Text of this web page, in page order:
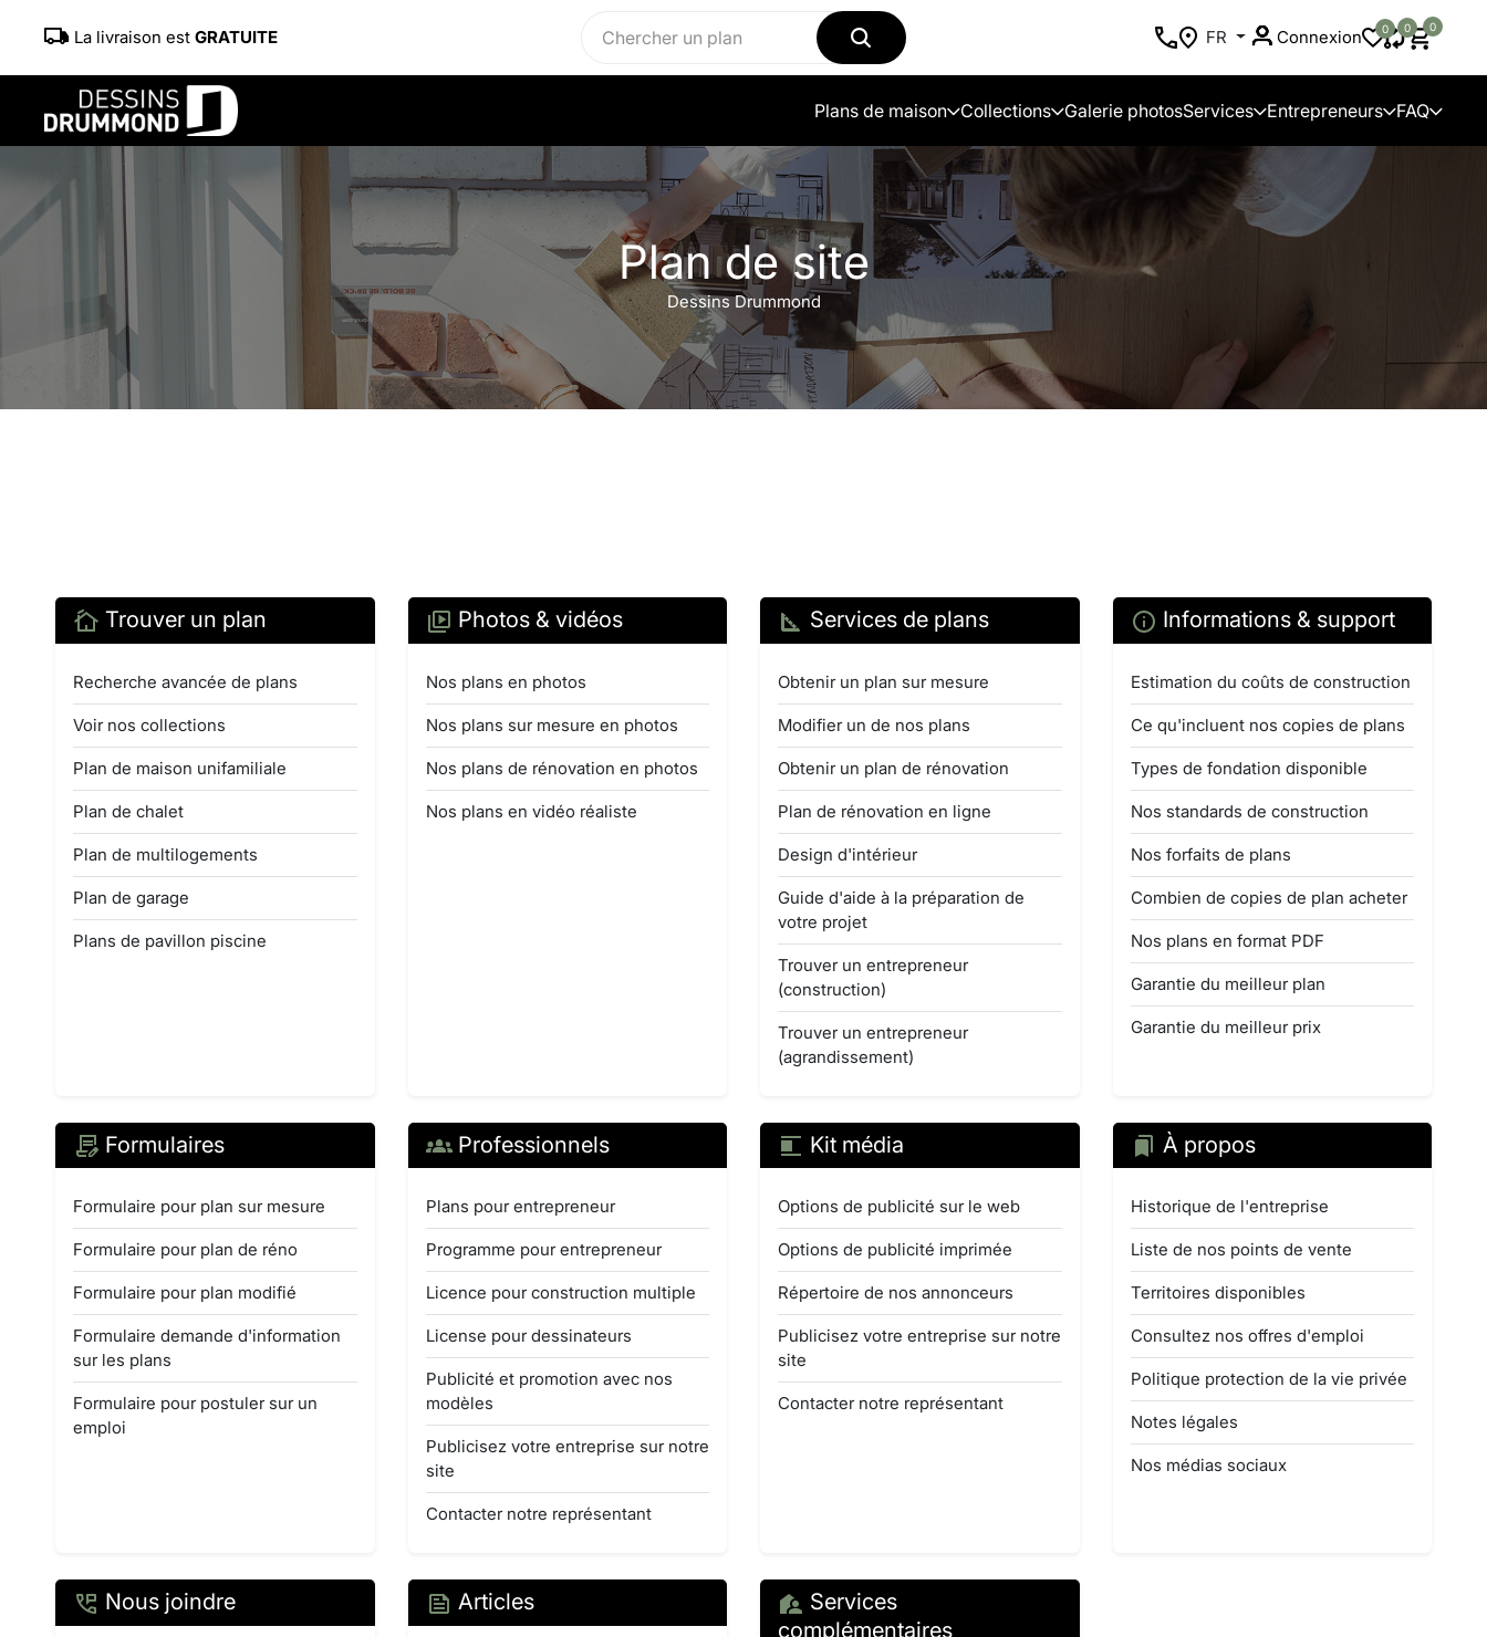
La livraison est GRATUITE FR Connexion 0 0 0
Plans de maison Collections Galerie photosServices Entrepreneurs FAQ
Plan de site
Dessins Drummond
Trouver un plan
Recherche avancée de plans
Voir nos collections
Plan de maison unifamiliale
Plan de chalet
Plan de multilogements
Plan de garage
Plans de pavillon piscine
Photos & vidéos
Nos plans en photos
Nos plans sur mesure en photos
Nos plans de rénovation en photos
Nos plans en vidéo réaliste
Services de plans
Obtenir un plan sur mesure
Modifier un de nos plans
Obtenir un plan de rénovation
Plan de rénovation en ligne
Design d'intérieur
Guide d'aide à la préparation de
votre projet
Trouver un entrepreneur
(construction)
Trouver un entrepreneur
(agrandissement)
Informations & support
Estimation du coûts de construction
Ce qu'incluent nos copies de plans
Types de fondation disponible
Nos standards de construction
Nos forfaits de plans
Combien de copies de plan acheter
Nos plans en format PDF
Garantie du meilleur plan
Garantie du meilleur prix
Formulaires
Formulaire pour plan sur mesure
Formulaire pour plan de réno
Formulaire pour plan modifié
Formulaire demande d'information
sur les plans
Formulaire pour postuler sur un
emploi
Professionnels
Plans pour entrepreneur
Programme pour entrepreneur
Licence pour construction multiple
License pour dessinateurs
Publicité et promotion avec nos
modèles
Publicisez votre entreprise sur notre
site
Contacter notre représentant
Kit média
Options de publicité sur le web
Options de publicité imprimée
Répertoire de nos annonceurs
Publicisez votre entreprise sur notre
site
Contacter notre représentant
À propos
Historique de l'entreprise
Liste de nos points de vente
Territoires disponibles
Consultez nos offres d'emploi
Politique protection de la vie privée
Notes légales
Nos médias sociaux
Nous joindre Articles
Services
complémentaires